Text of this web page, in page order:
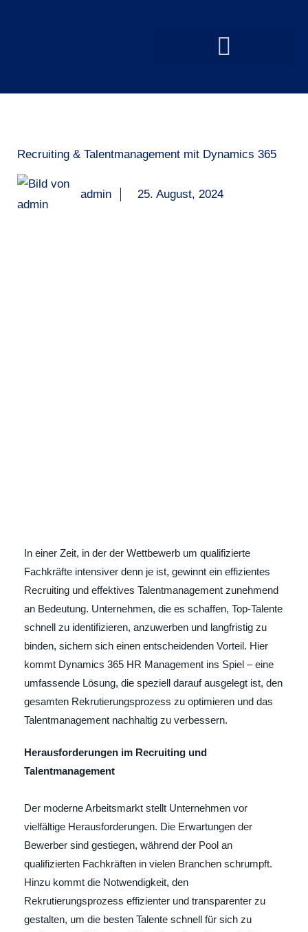
Recruiting & Talentmanagement mit Dynamics 365
admin 25. August, 2024
In einer Zeit, in der der Wettbewerb um qualifizierte
Fachkräfte intensiver denn je ist, gewinnt ein effizientes
Recruiting und effektives Talentmanagement zunehmend
an Bedeutung. Unternehmen, die es schaffen, Top-Talente
schnell zu identifizieren, anzuwerben und langfristig zu
binden, sichern sich einen entscheidenden Vorteil. Hier
kommt Dynamics 365 HR Management ins Spiel – eine
umfassende Lösung, die speziell darauf ausgelegt ist, den
gesamten Rekrutierungsprozess zu optimieren und das
Talentmanagement nachhaltig zu verbessern.
Herausforderungen im Recruiting und
Talentmanagement
Der moderne Arbeitsmarkt stellt Unternehmen vor
vielfältige Herausforderungen. Die Erwartungen der
Bewerber sind gestiegen, während der Pool an
qualifizierten Fachkräften in vielen Branchen schrumpft.
Hinzu kommt die Notwendigkeit, den
Rekrutierungsprozess effizienter und transparenter zu
gestalten, um die besten Talente schnell für sich zu